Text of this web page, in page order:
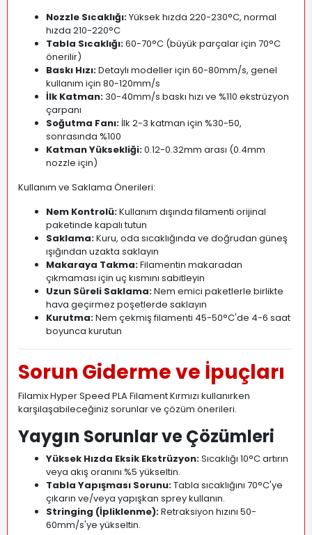
Nozzle Sıcaklığı:Yüksek hızda 220-230°C, normal
hızda 210-220°C
Tabla Sıcaklığı:60-70°C (büyük parçalar için 70°C
önerilir)
Baskı Hızı:Detaylı modeller için 60-80mm/s, genel
kullanım için 80-120mm/s
İlk Katman:30-40mm/s baskı hızı ve %110 ekstrüzyon
çarpanı
Soğutma Fanı: İlk 2-3 katman için %30-50,
sonrasında %100
Katman Yüksekliği:0.12-0.32mm arası (0.4mm
nozzle için)
Kullanım ve Saklama Önerileri:
Nem Kontrolü:Kullanım dışında filamenti orijinal
paketinde kapalı tutun
Saklama:Kuru, oda sıcaklığında ve doğrudan güneş
ışığından uzakta saklayın
Makaraya Takma:Filamentin makaradan
çıkmaması için uç kısmını sabitleyin
Uzun Süreli Saklama:Nem emici paketlerle birlikte
hava geçirmez poşetlerde saklayın
Kurutma:Nem çekmiş filamenti 45-50°C'de 4-6 saat
boyunca kurutun
Sorun Giderme ve İpuçları
Filamix Hyper Speed PLA Filament Kırmızı kullanırken
karşılaşabileceğiniz sorunlar ve çözüm önerileri.
Yaygın Sorunlar ve Çözümleri
Yüksek Hızda Eksik Ekstrüzyon:Sıcaklığı 10°C artırın
veya akış oranını %5 yükseltin.
Tabla Yapışması Sorunu:Tabla sıcaklığını 70°C'ye
çıkarın ve/veya yapışkan sprey kullanın.
Stringing (İpliklenme):Retraksiyon hızını 50-
60mm/s'ye yükseltin.